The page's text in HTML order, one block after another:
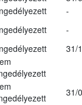
-
-
31/
31/